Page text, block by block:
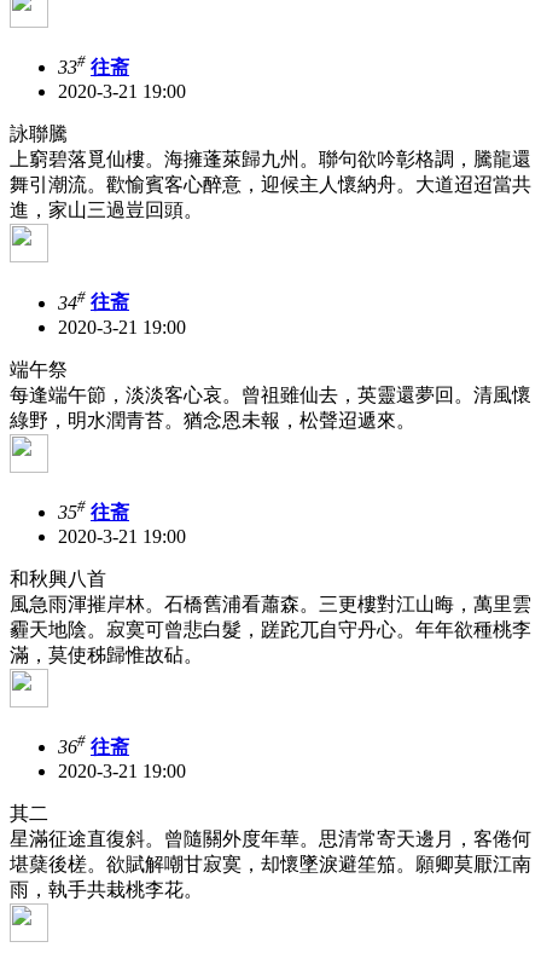
33# 往斋
2020-3-21 19:00
詠聯騰
上窮碧落覓仙樓。海擁蓬萊歸九州。聯句欲吟彰格調，騰龍還
舞引潮流。歡愉賓客心醉意，迎候主人懷納舟。大道迢迢當共
進，家山三過豈回頭。
34# 往斋
2020-3-21 19:00
端午祭
每逢端午節，淡淡客心哀。曾祖雖仙去，英靈還夢回。清風懷
綠野，明水潤青苔。猶念恩未報，松聲迢遞來。
35# 往斋
2020-3-21 19:00
和秋興八首
風急雨渾摧岸林。石橋舊浦看蕭森。三更樓對江山晦，萬里雲
霾天地陰。寂寞可曾悲白髮，蹉跎兀自守丹心。年年欲種桃李
滿，莫使秭歸惟故砧。
36# 往斋
2020-3-21 19:00
其二
星滿征途直復斜。曾隨關外度年華。思清常寄天邊月，客倦何
堪蘖後槎。欲賦解嘲甘寂寞，却懷墜淚避笙笳。願卿莫厭江南
雨，執手共栽桃李花。